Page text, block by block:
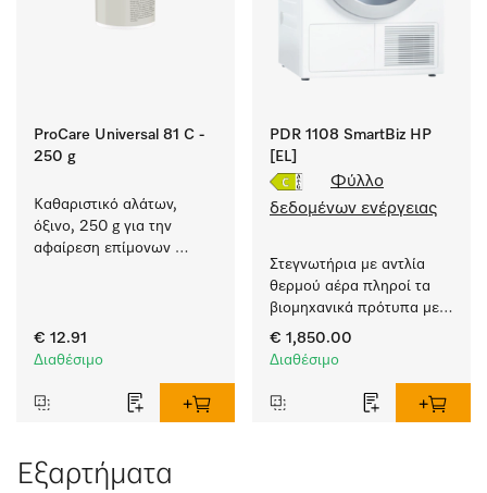
ProCare Universal 81 C -
250 g
Καθαριστικό αλάτων,
όξινο, 250 g για την
αφαίρεση επίμονων
€ 12.91
Διαθέσιμο
PDR 1108 SmartBiz HP
[EL]
Φύλλο
δεδομένων ενέργειας
Στεγνωτήρια με αντλία
θερμού αέρα πληροί τα
βιομηχανικά πρότυπα με
απλή και ευέλικτη
εγκατάσταση χωρίς
€ 1,850.00
Διαθέσιμο
Εξαρτήματα